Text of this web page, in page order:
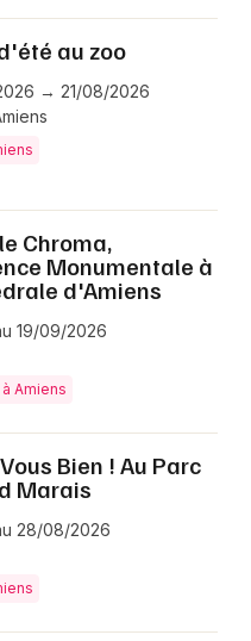
au zoo
→ 21/08/2026
Chroma,
Monumentale à
d'Amiens
19/09/2026
Amiens
Bien ! Au Parc
Marais
28/08/2026